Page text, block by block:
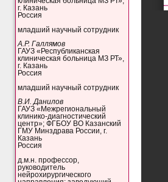
г. Казань
Россия
младший научный сотрудник
А.Р. Галлямов
ГАУЗ «Республиканская
клиническая больница МЗ РТ»,
г. Казань
Россия
младший научный сотрудник
В.И. Данилов
ГАУЗ «Межрегиональный
клинико-диагностический
центр»; ФГБОУ ВО Казанский
ГМУ Минздрава России, г.
Казань
Россия
д.м.н. профессор,
руководитель
нейрохирургического